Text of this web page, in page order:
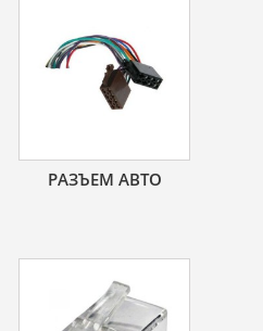
РАЗЪЕМ АВТО